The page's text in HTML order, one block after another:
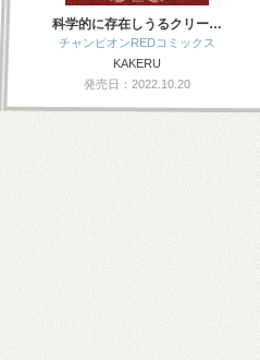
科学的に存在しうるクリー…
チャンピオンREDコミックス
KAKERU
発売日：2022.10.20